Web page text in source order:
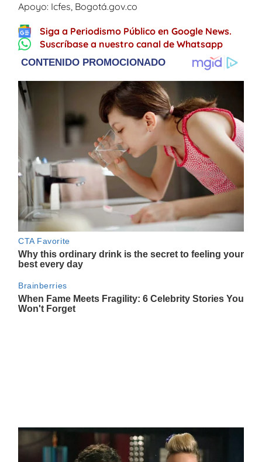
Apoyo: Icfes, Bogotá.gov.co
Siga a Periodismo Público en Google News.
Suscríbase a nuestro canal de Whatsapp